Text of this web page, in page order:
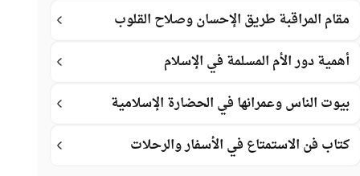
مقام المراقبة طريق الإحسان وصلاح القلوب
أهمية دور الأم المسلمة في الإسلام
بيوت الناس وعمرانها في الحضارة الإسلامية
كتاب فن الاستمتاع في الأسفار والرحلات